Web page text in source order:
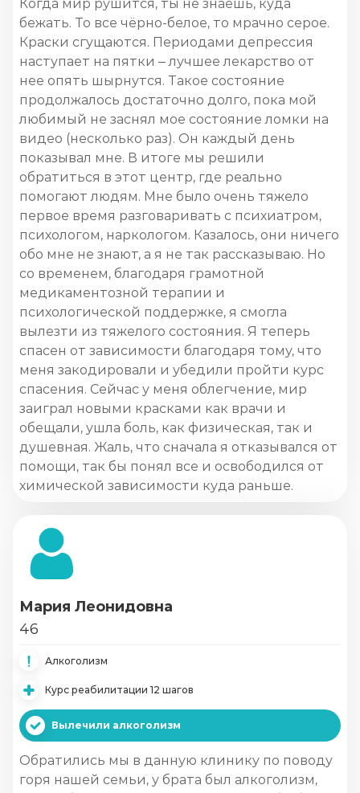
Когда мир рушится, ты не знаешь, куда
бежать. То все чёрно-белое, то мрачно серое.
Краски сгущаются. Периодами депрессия
наступает на пятки – лучшее лекарство от
нее опять шырнутся. Такое состояние
продолжалось достаточно долго, пока мой
любимый не заснял мое состояние ломки на
видео (несколько раз). Он каждый день
показывал мне. В итоге мы решили
обратиться в этот центр, где реально
помогают людям. Мне было очень тяжело
первое время разговаривать с психиатром,
психологом, наркологом. Казалось, они ничего
обо мне не знают, а я не так рассказываю. Но
со временем, благодаря грамотной
медикаментозной терапии и
психологической поддержке, я смогла
вылезти из тяжелого состояния. Я теперь
спасен от зависимости благодаря тому, что
меня закодировали и убедили пройти курс
спасения. Сейчас у меня облегчение, мир
заиграл новыми красками как врачи и
обещали, ушла боль, как физическая, так и
душевная. Жаль, что сначала я отказывался от
помощи, так бы понял все и освободился от
химической зависимости куда раньше.
Мария Леонидовна
46
Алкоголизм
Курс реабилитации 12 шагов
Вылечили алкоголизм
Обратились мы в данную клинику по поводу
горя нашей семьи, у брата был алкоголизм,